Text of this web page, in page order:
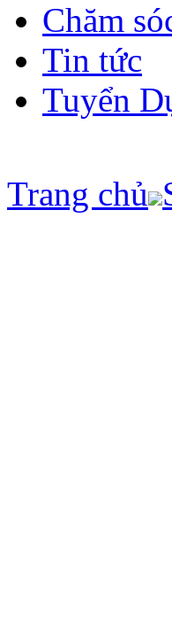
Chăm
Tin tức
Tuyển
Trang chủ